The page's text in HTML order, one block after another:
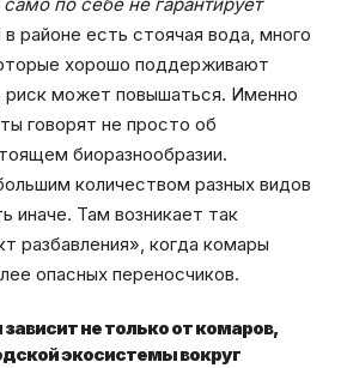
в районе есть стоячая вода, много
хорошо поддерживают
риск может повышаться. Именно
говорят не просто об
биоразнообразии.
количеством разных видов
иначе. Там возникает так
разбавления», когда комары
опасных переносчиков.
не только от комаров,
экосистемы вокруг